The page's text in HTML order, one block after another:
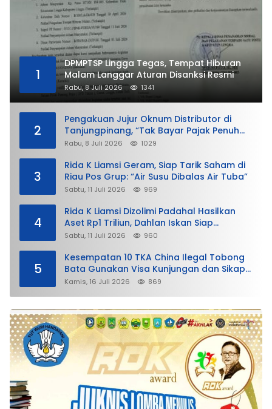
1
DPMPTSP Lingga Tegas, Tempat Hiburan
Malam Langgar Aturan Disanksi Resmi
Rabu, 8 Juli 2026 1341
2
Pengakuan Jujur Oknum Distributor di
Tanjungpinang, “Tak Bayar Pajak Penuh
demi Untung”
Rabu, 8 Juli 2026 1029
3
Rida K Liamsi Geram, Siap Tarik Saham di
Riau Pos Grup: “Air Susu Dibalas Air Tuba”
Sabtu, 11 Juli 2026 969
4
Rida K Liamsi Dizolimi Padahal Hasilkan
Aset Rp1 Triliun, Dahlan Iskan Siap
Membela
Sabtu, 11 Juli 2026 960
5
Kesempatan 10 TKA China Ilegal Tobong
Bata Gunakan Visa Kunjungan dan Sikap
Lunak Ditjen Imigrasi Kepri?
Kamis, 16 Juli 2026 869